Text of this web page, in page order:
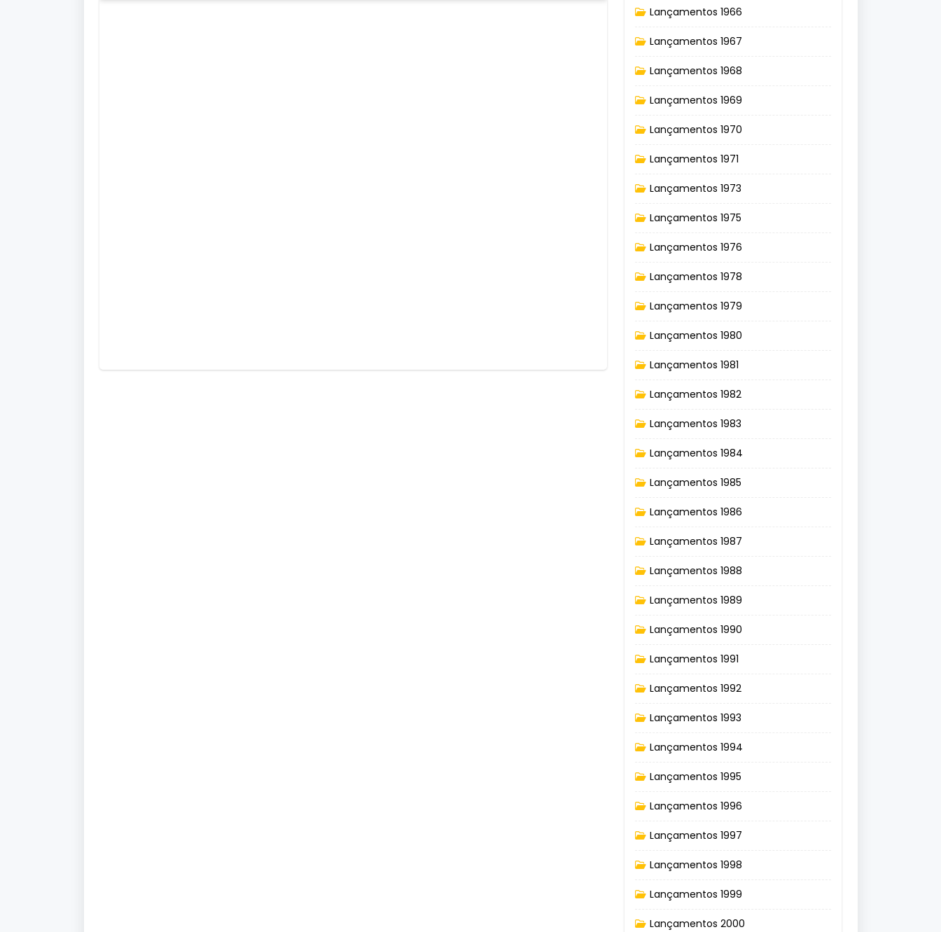
Lançamentos 1966
Lançamentos 1967
Lançamentos 1968
Lançamentos 1969
Lançamentos 1970
Lançamentos 1971
Lançamentos 1973
Lançamentos 1975
Lançamentos 1976
Lançamentos 1978
Lançamentos 1979
Lançamentos 1980
Lançamentos 1981
Lançamentos 1982
Lançamentos 1983
Lançamentos 1984
Lançamentos 1985
Lançamentos 1986
Lançamentos 1987
Lançamentos 1988
Lançamentos 1989
Lançamentos 1990
Lançamentos 1991
Lançamentos 1992
Lançamentos 1993
Lançamentos 1994
Lançamentos 1995
Lançamentos 1996
Lançamentos 1997
Lançamentos 1998
Lançamentos 1999
Lançamentos 2000